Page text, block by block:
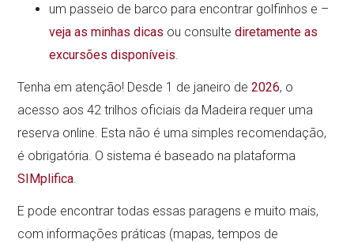
um passeio de barco para encontrar golfinhos e –
veja as minhas dicas ou consultediretamente as
excursões disponíveis
Tenha em atenção! Desde 1 de janeiro de2026, o
acesso aos 42 trilhos oficiais da Madeira requer uma
reserva online. Esta não é uma simples recomendação,
é obrigatória. O sistema é baseado na plataforma
SIMplifica
E pode encontrar todas essas paragens e muito mais,
com informações práticas (mapas, tempos de